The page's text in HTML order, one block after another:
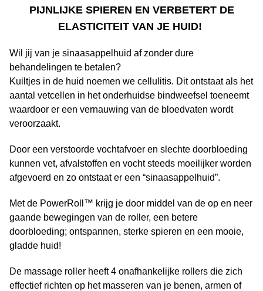
PIJNLIJKE SPIEREN EN VERBETERT DE
ELASTICITEIT VAN JE HUID!
Wil jij van je sinaasappelhuid af zonder dure
behandelingen te betalen?
Kuiltjes in de huid noemen we cellulitis. Dit ontstaat als het
aantal vetcellen in het onderhuidse bindweefsel toeneemt
waardoor er een vernauwing van de bloedvaten wordt
veroorzaakt.
Door een verstoorde vochtafvoer en slechte doorbloeding
kunnen vet, afvalstoffen en vocht steeds moeilijker worden
afgevoerd en zo ontstaat er een “sinaasappelhuid”.
Met de PowerRoll™ krijg je door middel van de op en neer
gaande bewegingen van de roller, een betere
doorbloeding; ontspannen, sterke spieren en een mooie,
gladde huid!
De massage roller heeft 4 onafhankelijke rollers die zich
effectief richten op het masseren van je benen, armen of